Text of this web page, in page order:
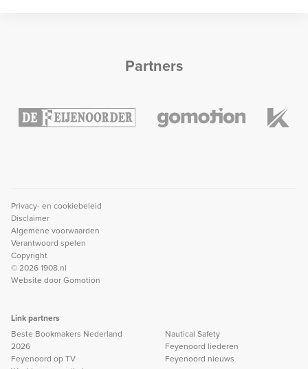
Partners
Privacy- en cookiebeleid
Disclaimer
Algemene voorwaarden
Verantwoord spelen
Copyright
© 2026 1908.nl
Website doorGomotion
Link partners
Beste Bookmakers Nederland
2026
Feyenoord op TV
Nautical Safety
Feyenoord liederen
Feyenoord nieuws